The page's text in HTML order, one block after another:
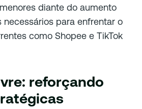
diante do aumento
necessários para enfrentar o
como Shopee e TikTok
reforçando